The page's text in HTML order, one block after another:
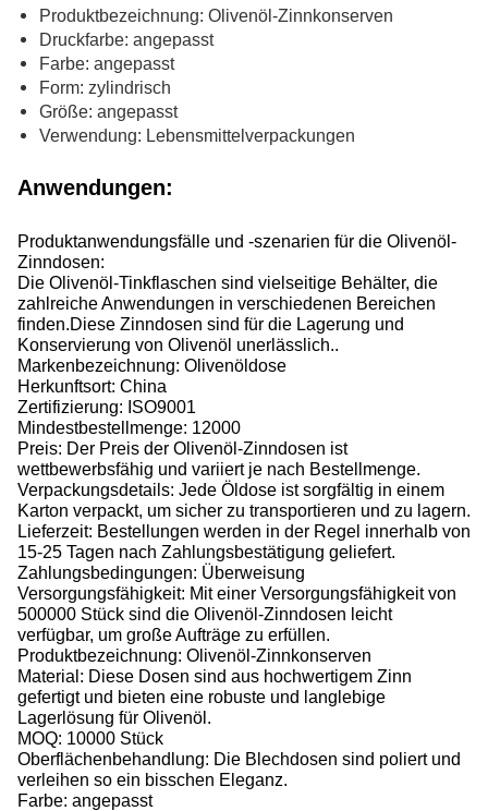
Produktbezeichnung: Olivenöl-Zinnkonserven
Druckfarbe: angepasst
Farbe: angepasst
Form: zylindrisch
Größe: angepasst
Verwendung: Lebensmittelverpackungen
Anwendungen:
Produktanwendungsfälle und -szenarien für die Olivenöl-
Zinndosen:
Die Olivenöl-Tinkflaschen sind vielseitige Behälter, die
zahlreiche Anwendungen in verschiedenen Bereichen
finden.Diese Zinndosen sind für die Lagerung und
Konservierung von Olivenöl unerlässlich..
Markenbezeichnung: Olivenöldose
Herkunftsort: China
Zertifizierung: ISO9001
Mindestbestellmenge: 12000
Preis: Der Preis der Olivenöl-Zinndosen ist
wettbewerbsfähig und variiert je nach Bestellmenge.
Verpackungsdetails: Jede Öldose ist sorgfältig in einem
Karton verpackt, um sicher zu transportieren und zu lagern.
Lieferzeit: Bestellungen werden in der Regel innerhalb von
15-25 Tagen nach Zahlungsbestätigung geliefert.
Zahlungsbedingungen: Überweisung
Versorgungsfähigkeit: Mit einer Versorgungsfähigkeit von
500000 Stück sind die Olivenöl-Zinndosen leicht
verfügbar, um große Aufträge zu erfüllen.
Produktbezeichnung: Olivenöl-Zinnkonserven
Material: Diese Dosen sind aus hochwertigem Zinn
gefertigt und bieten eine robuste und langlebige
Lagerlösung für Olivenöl.
MOQ: 10000 Stück
Oberflächenbehandlung: Die Blechdosen sind poliert und
verleihen so ein bisschen Eleganz.
Farbe: angepasst